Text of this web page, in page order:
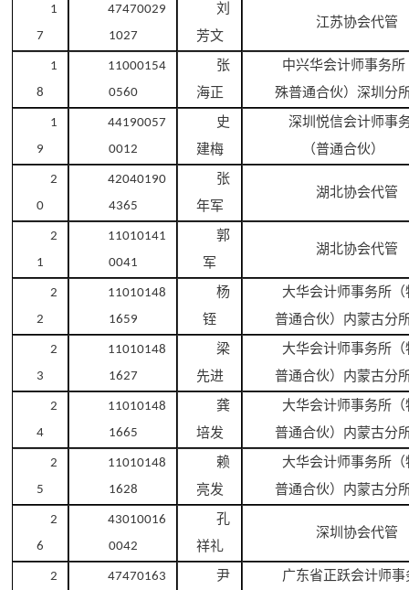
1
7
47470029
1027
刘
芳文
江苏协会代管
1
8
11000154
0560
张
海正
中兴华会计师事务所
殊普通合伙）深圳分
1
9
44190057
0012
史
建梅
深圳悦信会计师事
（普通合伙）
2
0
42040190
4365
张
年军
湖北协会代管
2
1
11010141
0041
郭
军
湖北协会代管
2
2
11010148
1659
杨
铚
大华会计师事务所（
普通合伙）内蒙古分
2
3
11010148
1627
梁
先进
大华会计师事务所（
普通合伙）内蒙古分
2
4
11010148
1665
龚
培发
大华会计师事务所（
普通合伙）内蒙古分
2
5
11010148
1628
赖
亮发
大华会计师事务所（
普通合伙）内蒙古分
2
6
43010016
0042
孔
祥礼
深圳协会代管
2
47470163
尹
广东省正跃会计师事